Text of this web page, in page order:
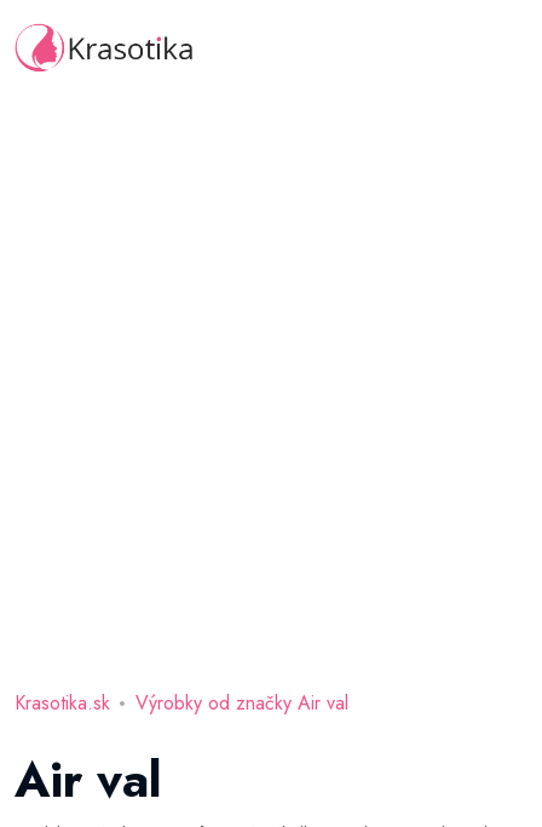
Krasotika.sk Výrobky od značky Air val
Air val